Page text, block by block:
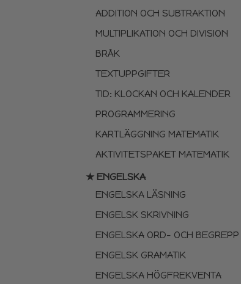
ADDITION OCH SUBTRAKTION
MULTIPLIKATION OCH DIVISION
BRÅK
TEXTUPPGIFTER
TID: KLOCKAN OCH KALENDER
PROGRAMMERING
KARTLÄGGNING MATEMATIK
AKTIVITETSPAKET MATEMATIK
★ ENGELSKA
ENGELSKA LÄSNING
ENGELSK SKRIVNING
ENGELSKA ORD- OCH BEGREPP
ENGELSK GRAMATIK
ENGELSKA HÖGFREKVENTA